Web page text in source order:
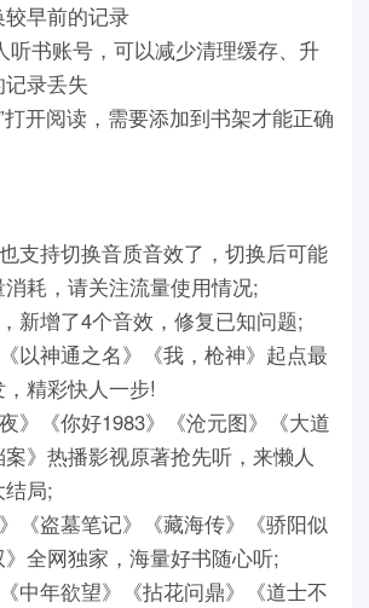
早前的记录
听书账号，可以减少清理缓存、升
录丢失
打开阅读，需要添加到书架才能正确
支持切换音质音效了，切换后可能
耗，请关注流量使用情况;
新增了4个音效，修复已知问题;
以神通之名》《我，枪神》起点最
精彩快人一步!
》《你好1983》《沧元图》《大道
》热播影视原著抢先听，来懒人
局;
《盗墓笔记》《藏海传》《骄阳似
全网独家，海量好书随心听;
中年欲望》《拈花问鼎》《道士不